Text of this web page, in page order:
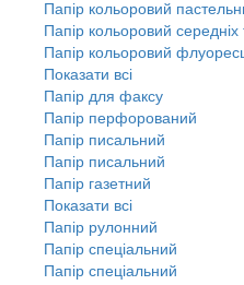
Папір кольоровий
Папір кольоровий середніх
Папір кольоровий
Показати всі
Папір для факсу
Папір перфорований
Папір писальний
Папір писальний
Папір газетний
Показати всі
Папір рулонний
Папір спеціальний
Папір спеціальний